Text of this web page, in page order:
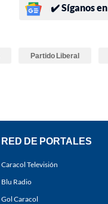
✔️ Síganos
Partido Liberal
RED DE PORTALES
Caracol Televisión
Blu Radio
Gol Caracol